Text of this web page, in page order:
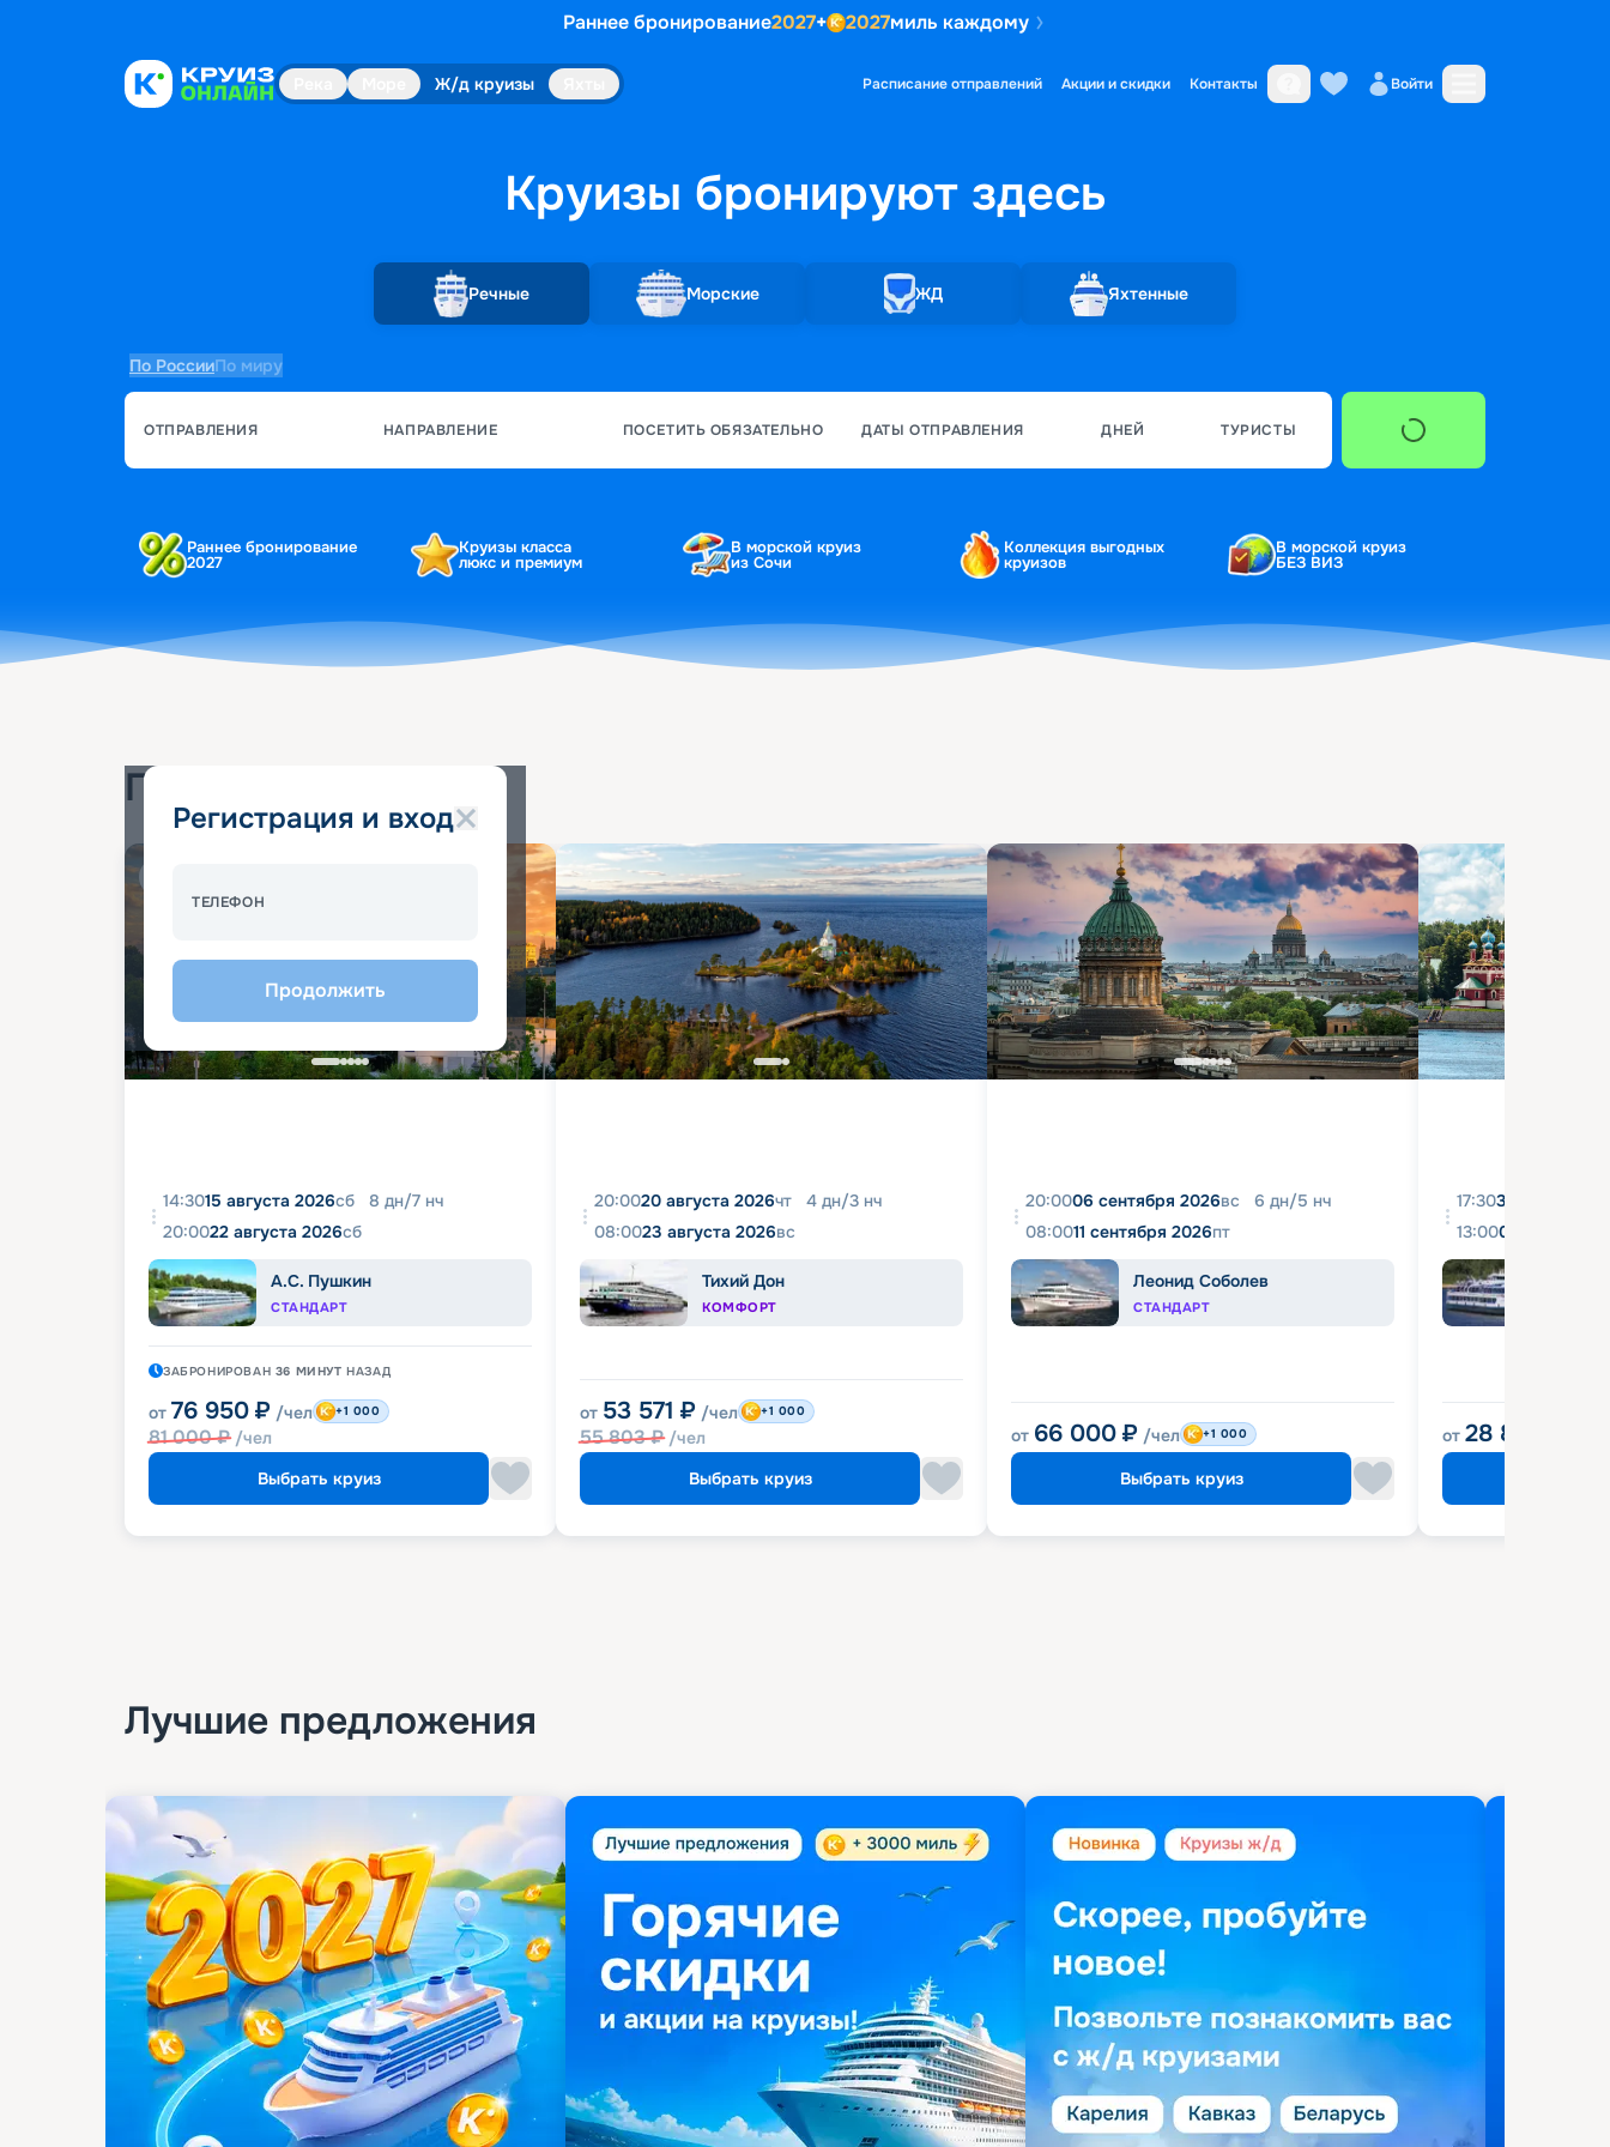
Раннее бронирование2027+ 2027миль каждому
Ж/д круизы Расписание отправлений Акции и скидки Контакты Войти
Круизы бронируютздесь
Речные Морские ЖД Яхтенные
По РоссииПо миру
ОТПРАВЛЕНИЯ НАПРАВЛЕНИЕ ПОСЕТИТЬ ОБЯЗАТЕЛЬНО ДАТЫ ОТПРАВЛЕНИЯ ДНЕЙ ТУРИСТЫ
Раннее бронирование
2027
Круизы класса
люкс и премиум
В морской круиз
из Сочи
Коллекция выгодных
круизов
В морской круиз
БЕЗ ВИЗ
Регистрация и вход
ТЕЛЕФОН
Продолжить
Популярные круизы
14:3015 августа 2026сб 8 дн/7 нч
20:0022 августа 2026сб
А.С. Пушкин
СТАНДАРТ
ЗАБРОНИРОВАН 36 МИНУТ НАЗАД
от 76 950 ₽ /чел
81 000₽ /чел
+1 000
Выбрать круиз
20:0020 августа 2026чт 4 дн/3 нч
08:0023 августа 2026вс
Тихий Дон
КОМФОРТ
от 53 571 ₽ /чел
55 803₽ /чел
+1 000
Выбрать круиз
20:0006 сентября 2026вс 6 дн/5 нч
08:0011 сентября 2026пт
Леонид Соболев
СТАНДАРТ
от 66 000 ₽ /чел +1 000
Выбрать круиз
17:3031 августа
13:0004 сентября
от 28 800
Лучшие предложения